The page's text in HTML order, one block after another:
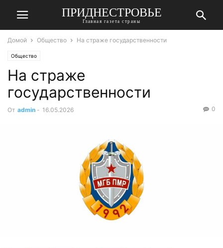
ПРИДНЕСТРОВЬЕ
Главная газета страны
Домой Общество На страже государственности
Общество
На страже
государственности
От admin - 16.05.2026 0